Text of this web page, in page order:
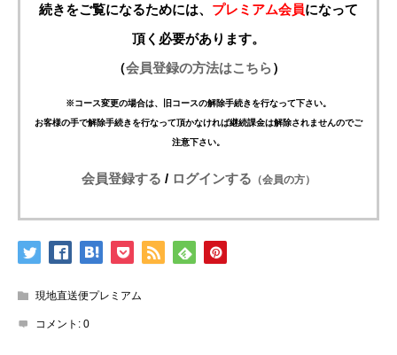
続きをご覧になるためには、 プレミアム会員になって
頂く必要があります。
（会員登録の方法はこちら）
※コース変更の場合は、旧コースの解除手続きを行なって下さい。
お客様の手で解除手続きを行なって頂かなければ継続課金は解除されませんのでご
注意下さい。
会員登録する / ログインする （会員の方）
現地直送便プレミアム
コメント: 0